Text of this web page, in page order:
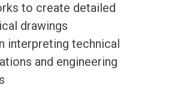
to create detailed
drawings
interpreting technical
and engineering